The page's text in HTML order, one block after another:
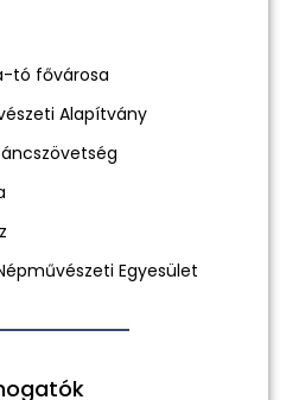
tó fővárosa
Alapítvány
Egyesület